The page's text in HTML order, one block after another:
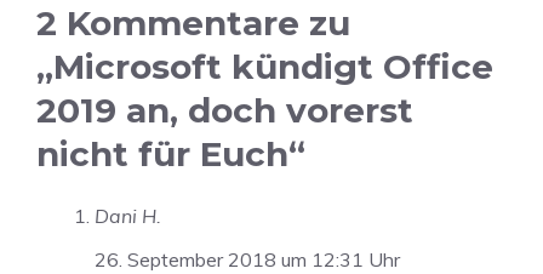
2 Kommentare zu
„Microsoft kündigt Office
2019 an, doch vorerst
nicht für Euch“
Dani H.
26. September 2018 um 12:31 Uhr